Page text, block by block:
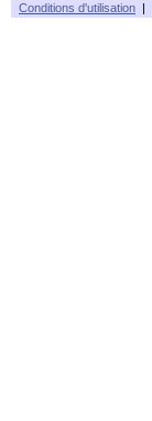
Conditions d'utilisation |